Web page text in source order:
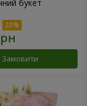
букет
Замовити